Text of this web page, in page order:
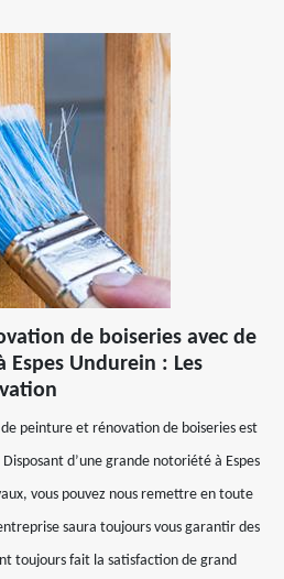
de boiseries avec de
Espes Undurein : Les
peinture et rénovation de boiseries est
d’une grande notoriété à Espes
vous pouvez nous remettre en toute
saura toujours vous garantir des
toujours fait la satisfaction de grand